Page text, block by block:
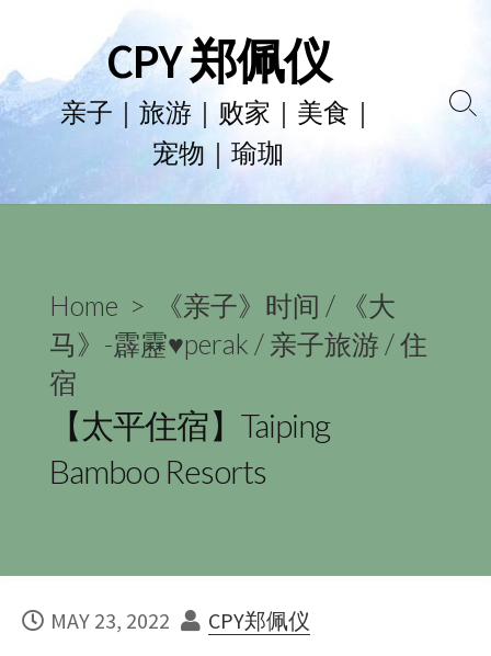
to
content
CPY 郑佩仪
亲子｜旅游｜败家｜美食｜
宠物｜瑜珈
Home > 《亲子》时间 /
《大
马》-霹靂♥perak / 亲子旅游 /住
宿
【太平住宿】Taiping
Bamboo Resorts
PUBLISHED
MAY 23, 2022 AUTHOR
CPY郑佩仪